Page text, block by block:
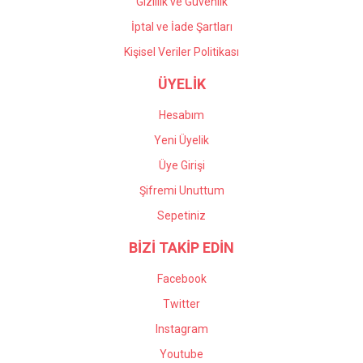
İptal ve İade Şartları
Kişisel Veriler Politikası
ÜYELİK
Hesabım
Yeni Üyelik
Üye Girişi
Şifremi Unuttum
Sepetiniz
BİZİ TAKİP EDİN
Facebook
Twitter
Instagram
Youtube